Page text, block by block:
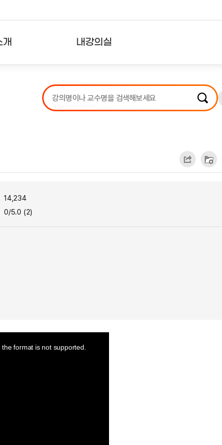
내강의실
강의리스트
수강확인증강의
14,234
0/5.0 (2)
format is not supported.